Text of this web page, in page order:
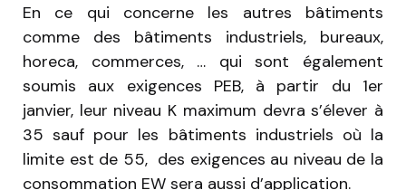
En ce qui concerne les autres bâtiments
comme des bâtiments industriels, bureaux,
horeca, commerces, … qui sont également
soumis aux exigences PEB, à partir du 1er
janvier, leur niveau K maximum devra s’élever à
35 sauf pour les bâtiments industriels où la
limite est de 55, des exigences au niveau de la
consommation EW sera aussi d’application.